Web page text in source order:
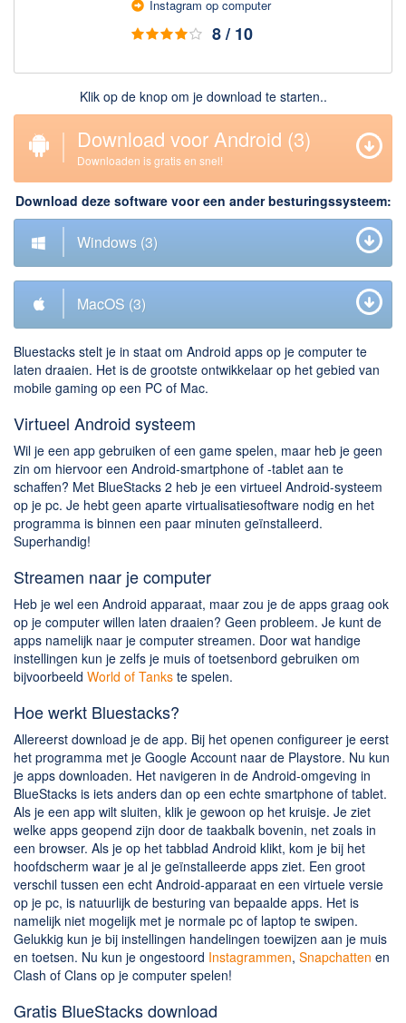
Nieuwslezers (Downloaden via usenet)
Onderhoud & Veiligheid
Computer opschonen
Veilig online
Productiviteit
Adresboek en contacten
Planning en organisatie
Tekst en Administratie
Overige
Algemeen
Dating apps
Parkeer apps
Rar en Zip (Compressie - Unzip)
Shopping
Spelletjes en Games
Webbrowsers
Insta­gram op com­puter
8 / 10
Klik op de knop om je download te starten..
Download voor Android (3)
Downloaden is gratis en snel!
Download deze software voor een ander besturingssysteem:
Windows (3)
MacOS (3)
Bluestacks stelt je in staat om Android apps op je computer te
laten draaien. Het is de grootste ontwikkelaar op het gebied van
mobile gaming op een PC of Mac.
Virtueel Android systeem
Wil je een app gebruiken of een game spelen, maar heb je geen
zin om hiervoor een Android-smartphone of -tablet aan te
schaffen? Met BlueStacks 2 heb je een virtueel Android-systeem
op je pc. Je hebt geen aparte virtualisatiesoftware nodig en het
programma is binnen een paar minuten geïnstalleerd.
Superhandig!
Streamen naar je computer
Heb je wel een Android apparaat, maar zou je de apps graag ook
op je computer willen laten draaien? Geen probleem. Je kunt de
apps namelijk naar je computer streamen. Door wat handige
instellingen kun je zelfs je muis of toetsenbord gebruiken om
bijvoorbeeld World of Tanks te spelen.
Hoe werkt Bluestacks?
Allereerst download je de app. Bij het openen configureer je eerst
het programma met je Google Account naar de Playstore. Nu kun
je apps downloaden. Het navigeren in de Android-omgeving in
BlueStacks is iets anders dan op een echte smartphone of tablet.
Als je een app wilt sluiten, klik je gewoon op het kruisje. Je ziet
welke apps geopend zijn door de taakbalk bovenin, net zoals in
een browser. Als je op het tabblad Android klikt, kom je bij het
hoofdscherm waar je al je geïnstalleerde apps ziet. Een groot
verschil tussen een echt Android-apparaat en een virtuele versie
op je pc, is natuurlijk de besturing van bepaalde apps. Het is
namelijk niet mogelijk met je normale pc of laptop te swipen.
Gelukkig kun je bij instellingen handelingen toewijzen aan je muis
en toetsen. Nu kun je ongestoord Instagrammen, Snapchatten en
Clash of Clans op je computer spelen!
Gratis BlueStacks download